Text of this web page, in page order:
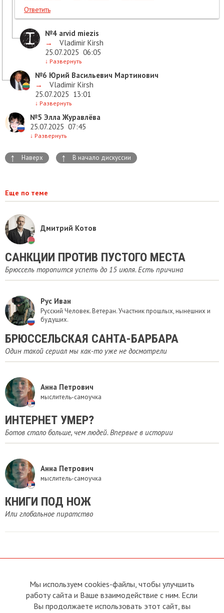
Ответить
№4 arvid miezis
→
Vladimir Kirsh
25.07.2025 06:05
↓ Развернуть
№6 Юрий Васильевич Мартинович
→
Vladimir Kirsh
25.07.2025 13:01
↓ Развернуть
№5 Элла Журавлёва
25.07.2025 07:45
↓ Развернуть
↑ Наверх ↑ В начало дискуссии
Еще по теме
Дмитрий Котов
САНКЦИИ ПРОТИВ ПУСТОГО МЕСТА
Брюссель торопится успеть до 15 июля. Есть причина
Рус Иван
Русский Человек. Ветеран. Участник прошлых, нынешних и
будущих.
БРЮССЕЛЬСКАЯ САНТА-БАРБАРА
Один такой сериал мы как-то уже не досмотрели
Анна Петрович
мыслитель-самоучка
​ИНТЕРНЕТ УМЕР?
Ботов стало больше, чем людей. Впервые в истории
Анна Петрович
мыслитель-самоучка
КНИГИ ПОД НОЖ
Или глобальное пиратство
О сайте
Условия пользования
Прямая связь с
Председателем
Прямая связь c членами клуба
Мы используем cookies-файлы, чтобы улучшить
работу сайта и Ваше взаимодействие с ним. Если
Вы продолжаете использовать этот сайт, вы